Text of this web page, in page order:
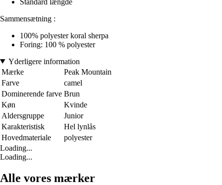
Sammensætning :
100% polyester koral sherpa
Foring: 100 % polyester
Yderligere information
Mærke
Peak Mountain
Farve
camel
Dominerende farve Brun
Køn
Kvinde
Aldersgruppe
Junior
Karakteristisk
Hel lynlås
Hovedmateriale
polyester
Loading...
Loading...
Alle vores mærker